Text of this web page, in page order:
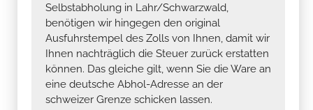
Selbstabholung in Lahr/Schwarzwald,
benötigen wir hingegen den original
Ausfuhrstempel des Zolls von Ihnen, damit wir
Ihnen nachträglich die Steuer zurück erstatten
können. Das gleiche gilt, wenn Sie die Ware an
eine deutsche Abhol-Adresse an der
schweizer Grenze schicken lassen.